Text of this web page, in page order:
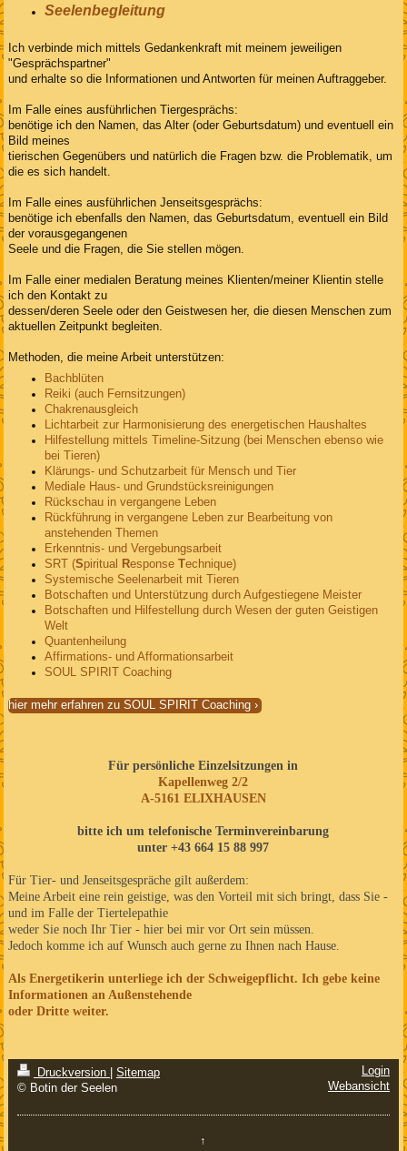
Seelenbegleitung
Ich verbinde mich mittels Gedankenkraft mit meinem jeweiligen
"Gesprächspartner"
und erhalte so die Informationen und Antworten für meinen Auftraggeber.
Im Falle eines ausführlichen Tiergesprächs:
benötige ich den Namen, das Alter (oder Geburtsdatum) und eventuell ein
Bild meines
tierischen Gegenübers und natürlich die Fragen bzw. die Problematik, um
die es sich handelt.
Im Falle eines ausführlichen Jenseitsgesprächs:
benötige ich ebenfalls den Namen, das Geburtsdatum, eventuell ein Bild
der vorausgegangenen
Seele und die Fragen, die Sie stellen mögen.
Im Falle einer medialen Beratung meines Klienten/meiner Klientin stelle
ich den Kontakt zu
dessen/deren Seele oder den Geistwesen her, die diesen Menschen zum
aktuellen Zeitpunkt begleiten.
Methoden, die meine Arbeit unterstützen:
Bachblüten
Reiki (auch Fernsitzungen)
Chakrenausgleich
Lichtarbeit zur Harmonisierung des energetischen Haushaltes
Hilfestellung mittels Timeline-Sitzung (bei Menschen ebenso wie
bei Tieren)
Klärungs- und Schutzarbeit für Mensch und Tier
Mediale Haus- und Grundstücksreinigungen
Rückschau in vergangene Leben
Rückführung in vergangene Leben zur Bearbeitung von
anstehenden Themen
Erkenntnis- und Vergebungsarbeit
SRT (Spiritual Response Technique)
Systemische Seelenarbeit mit Tieren
Botschaften und Unterstützung durch Aufgestiegene Meister
Botschaften und Hilfestellung durch Wesen der guten Geistigen
Welt
Quantenheilung
Affirmations- und Afformationsarbeit
SOUL SPIRIT Coaching
hier mehr erfahren zu SOUL SPIRIT Coaching
Für persönliche Einzelsitzungen in
Kapellenweg 2/2
A-5161 ELIXHAUSEN
bitte ich um telefonische Terminvereinbarung
unter +43 664 15 88 997
Für Tier- und Jenseitsgespräche gilt außerdem:
Meine Arbeit eine rein geistige, was den Vorteil mit sich bringt, dass Sie -
und im Falle der Tiertelepathie
weder Sie noch Ihr Tier - hier bei mir vor Ort sein müssen.
Jedoch komme ich auf Wunsch auch gerne zu Ihnen nach Hause.
Als Energetikerin unterliege ich der Schweigepflicht. Ich gebe keine
Informationen an Außenstehende
oder Dritte weiter.
Druckversion
Sitemap
© Botin der Seelen
Login
Webansicht
↑